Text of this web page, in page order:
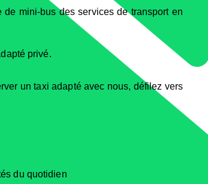
mini-bus des services de transport en
privé.
un taxi adapté avec nous, défilez vers
du quotidien